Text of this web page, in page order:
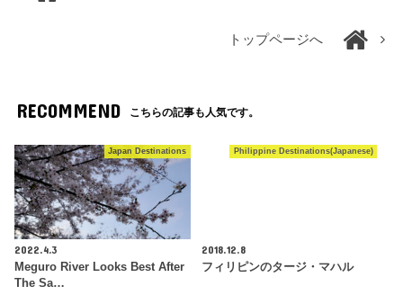
トップページへ
RECOMMEND こちらの記事も人気です。
Japan Destinations
2022.4.3
Meguro River Looks Best After
The Sa…
Philippine Destinations(Japanese)
2018.12.8
フィリピンのタージ・マハル